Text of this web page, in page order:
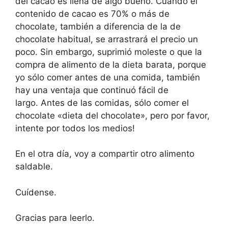
contenido de cacao es 70% o más de
chocolate, también a diferencia de la de
chocolate habitual, se arrastrará el precio un
poco. Sin embargo, suprimió moleste o que la
compra de alimento de la dieta barata, porque
yo sólo comer antes de una comida, también
hay una ventaja que continuó fácil de
largo. Antes de las comidas, sólo comer el
chocolate «dieta del chocolate», pero por favor,
intente por todos los medios!
En el otra día, voy a compartir otro alimento
saldable.
Cuídense.
Gracias para leerlo.